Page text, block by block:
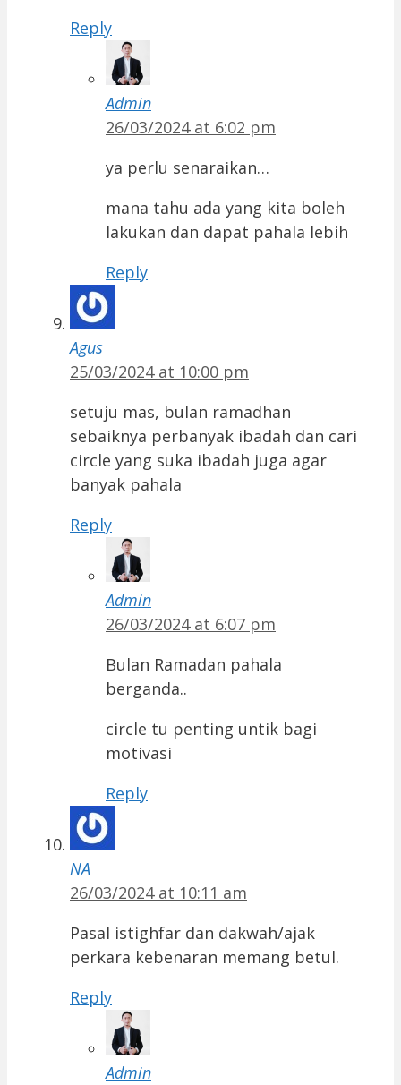
Reply
Admin
26/03/2024 at 6:02 pm
ya perlu senaraikan…
mana tahu ada yang kita boleh
lakukan dan dapat pahala lebih
Reply
Agus
25/03/2024 at 10:00 pm
setuju mas, bulan ramadhan
sebaiknya perbanyak ibadah dan cari
circle yang suka ibadah juga agar
banyak pahala
Reply
Admin
26/03/2024 at 6:07 pm
Bulan Ramadan pahala
berganda..
circle tu penting untik bagi
motivasi
Reply
NA
26/03/2024 at 10:11 am
Pasal istighfar dan dakwah/ajak
perkara kebenaran memang betul.
Reply
Admin